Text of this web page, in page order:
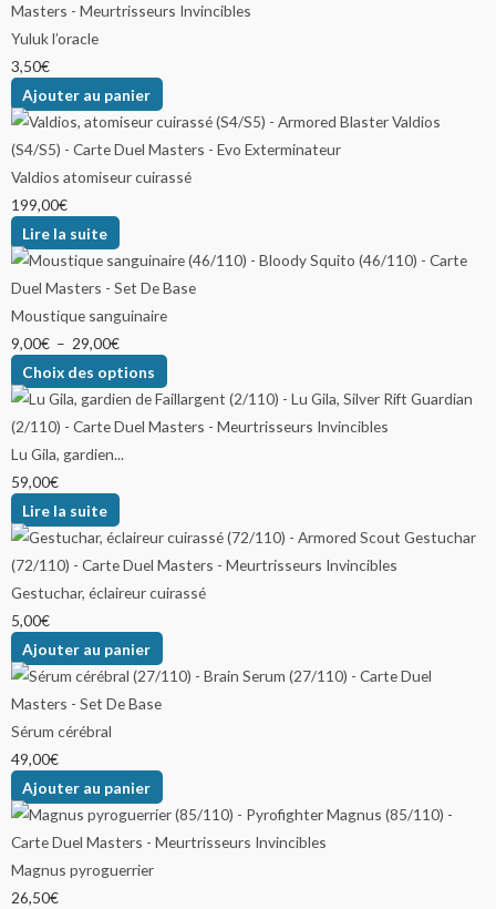
Yuluk l’oracle
3,50€
Ajouter au panier
Valdios atomiseur cuirassé
199,00€
Lire la suite
Moustique sanguinaire
9,00€ – 29,00€
Choix des options
Lu Gila, gardien...
59,00€
Lire la suite
Gestuchar, éclaireur cuirassé
5,00€
Ajouter au panier
Sérum cérébral
49,00€
Ajouter au panier
Magnus pyroguerrier
26,50€